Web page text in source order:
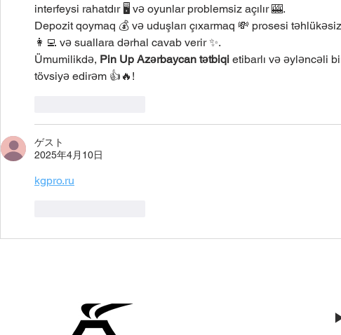
interfeysi rahatdır 🖥️ və oyunlar problemsiz açılır 🎰.
Depozit qoymaq 💰 və uduşları çıxarmaq 💸 prosesi
👩‍💻 və suallara dərhal cavab verir ✨.
Ümumilikdə, Pin Up Azərbaycan tətbiqi etibarlı və əyləncəli
tövsiyə edirəm 👍🔥!
ゲスト
2025年4月10日
kgpro.ru